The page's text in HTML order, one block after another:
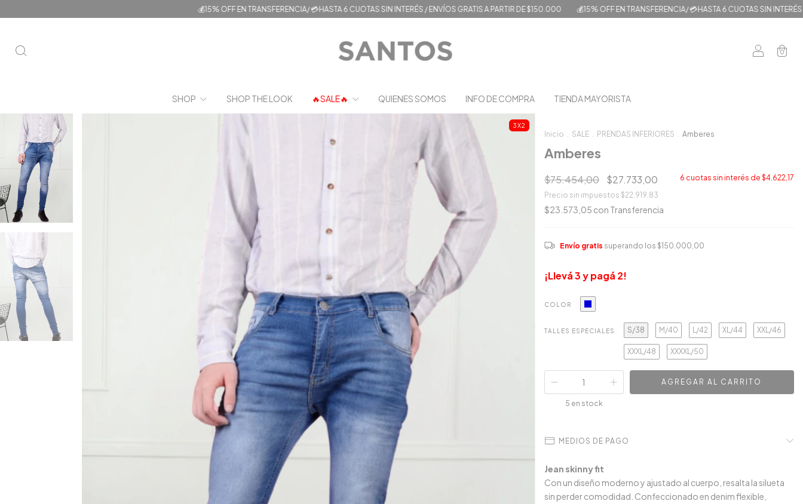
💰15% OFF EN TRANSFERENCIA/ 💳HASTA 6 CUOTAS SIN INTERÉS / ENVÍOS GRATIS A PARTIR DE $150.000 💰15% OFF EN TRANSFERENCIA/ 💳HASTA 6 CUOTAS SIN INTERÉS / ENVÍOS
0
SHOP SHOP THE LOOK 🔥SALE🔥 QUIENES SOMOS INFO DE COMPRA TIENDA MAYORISTA
3X2
Inicio . SALE . PRENDAS INFERIORES . Amberes
Amberes
$75.454,00 $27.733,00 6 cuotas sin interés de $4.622,17
Precio sin impuestos $22.919,83
$23.573,05 con Transferencia
Envío gratis superando los $150.000,00
¡Llevá 3 y pagá 2!
COLOR
TALLES ESPECIALES S/38 M/40 L/42 XL/44 XXL/46
XXXL/48 XXXXL/50
5 en stock
MEDIOS DE PAGO
Jean skinny fit
Con un diseño moderno y ajustado al cuerpo, resalta la silueta
sin perder comodidad. Confeccionado en denim flexible,